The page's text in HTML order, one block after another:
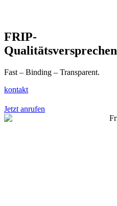
FRIP-
Qualitätsversprechen
Fast – Binding – Transparent.
kontakt
Jetzt anrufen